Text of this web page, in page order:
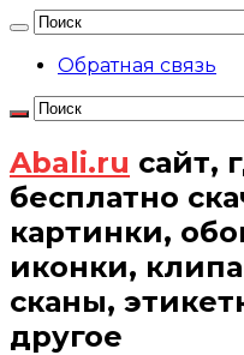
Обратная связь
Abali.ru сайт,
бесплатно
картинки,
иконки,
сканы,
другое